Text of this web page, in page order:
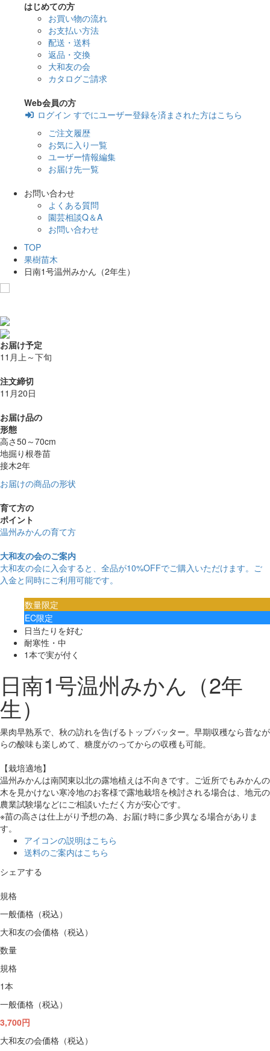
はじめての方
お買い物の流れ
お支払い方法
配送・送料
返品・交換
大和友の会
カタログご請求
Web会員の方
ログイン すでにユーザー登録を済まされた方はこちら
ご注文履歴
お気に入り一覧
ユーザー情報編集
お届け先一覧
お問い合わせ
よくある質問
園芸相談Q＆A
お問い合わせ
TOP
果樹苗木
日南1号温州みかん（2年生）
お届け予定
11月上～下旬
注文締切
11月20日
お届け品の
形態
高さ50～70cm
地掘り根巻苗
接木2年
お届けの商品の形状
育て方の
ポイント
温州みかんの育て方
大和友の会のご案内
大和友の会に入会すると、 全品が10%OFFでご購入いただけます。ご
入金と同時にご利用可能です。
数量限定
EC限定
日当たりを好む
耐寒性・中
1本で実が付く
日南1号温州みかん（2年
生）
果肉早熟系で、秋の訪れを告げるトップバッター。早期収穫なら昔なが
らの酸味も楽しめて、糖度がのってからの収穫も可能。
【栽培適地】
温州みかんは南関東以北の露地植えは不向きです。ご近所でもみかんの
木を見かけない寒冷地のお客様で露地栽培を検討される場合は、地元の
農業試験場などにご相談いただく方が安心です。
※苗の高さは仕上がり予想の為、お届け時に多少異なる場合がありま
す。
アイコンの説明はこちら
送料のご案内はこちら
シェアする
規格
一般価格（税込）
大和友の会価格（税込）
数量
規格
1本
一般価格（税込）
3,700円
大和友の会価格（税込）